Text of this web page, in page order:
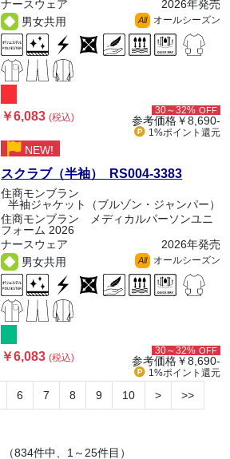
ナースウェア
2026年発売
男女共用
All オールシーズン
￥6,083(税込)
30～32% OFF
参考価格￥8,690-
1%ポイント 還元
NEW!
スクラブ（半袖） RS004-3383
住商モンブラン
半袖ジャケット（ブルゾン・ジャンパー）
住商モンブラン メディカルパーソンユニ
フォーム 2026
ナースウェア
2026年発売
男女共用
All オールシーズン
￥6,083(税込)
30～32% OFF
参考価格￥8,690-
1%ポイント 還元
6 7 8 9 10 > >>
（834件中、1～25件目）